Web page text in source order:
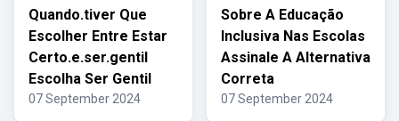
Quando.tiver Que
Escolher Entre Estar
Certo.e.ser.gentil
Escolha Ser Gentil
07 September 2024
Sobre A Educação
Inclusiva Nas Escolas
Assinale A Alternativa
Correta
07 September 2024